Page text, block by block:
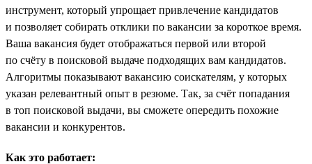
инструмент, который упрощает привлечение кандидатов
и позволяет собирать отклики по вакансии за короткое время.
Ваша вакансия будет отображаться первой или второй
по счёту в поисковой выдаче подходящих вам кандидатов.
Алгоритмы показывают вакансию соискателям, у которых
указан релевантный опыт в резюме. Так, за счёт попадания
в топ поисковой выдачи, вы сможете опередить похожие
вакансии и конкурентов.
Как это работает: